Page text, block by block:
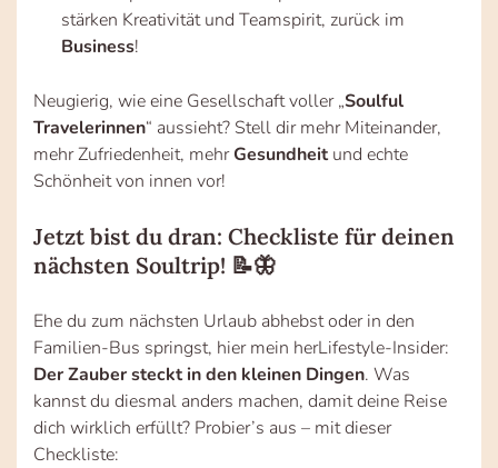
stärken Kreativität und Teamspirit, zurück im
Business!
Neugierig, wie eine Gesellschaft voller „Soulful
Travelerinnen“ aussieht? Stell dir mehr Miteinander,
mehr Zufriedenheit, mehrGesundheitund echte
Schönheit von innen vor!
Jetzt bist du dran: Checkliste für deinen
nächsten Soultrip! 📝🦋
Ehe du zum nächsten Urlaub abhebst oder in den
Familien-Bus springst, hier mein herLifestyle-Insider:
Der Zauber steckt in den kleinen Dingen. Was
kannst du diesmal anders machen, damit deine Reise
dich wirklich erfüllt? Probier’s aus – mit dieser
Checkliste: